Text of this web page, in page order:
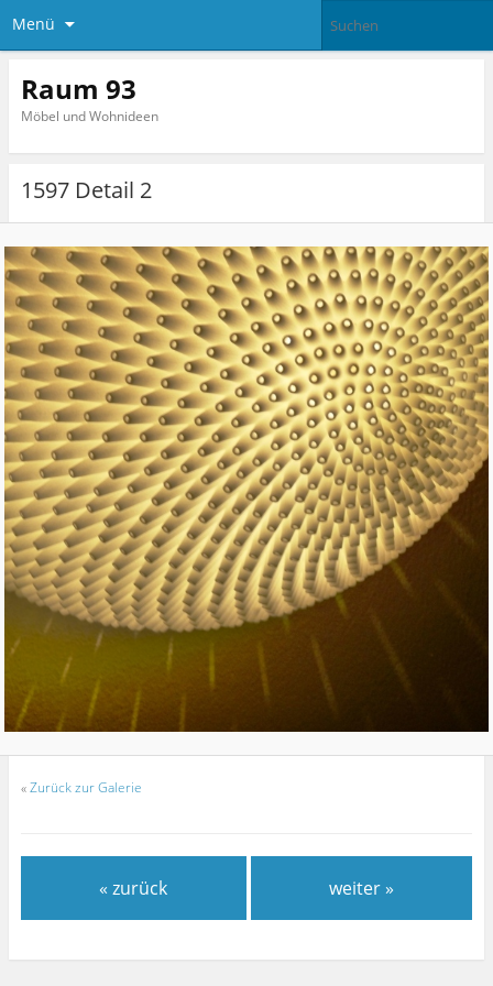
Menü
Raum 93
Möbel und Wohnideen
1597 Detail 2
«Zurück zur Galerie
« zurück weiter »